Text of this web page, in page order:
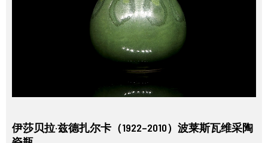
伊莎贝拉·兹德扎尔卡（1922–2010）波莱斯瓦维采陶